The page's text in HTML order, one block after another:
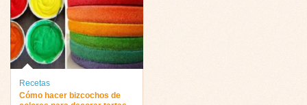
Recetas
Cómo hacer bizcochos de